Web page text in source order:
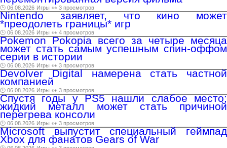
🕑 06.08.2026 Игры 👀 3 просмотров
Nintendo заявляет, что кино может
*преодолеть границы* игр
🕑 06.08.2026 Игры 👀 4 просмотров
Pokemon Pokopia всего за четыре месяца
может стать самым успешным спин-оффом
серии в истории
🕑 06.08.2026 Игры 👀 3 просмотров
Devolver Digital намерена стать частной
компанией
🕑 06.08.2026 Игры 👀 3 просмотров
Спустя годы у PS5 нашли слабое место:
жидкий металл может стать причиной
перегрева консоли
🕑 06.08.2026 Игры 👀 3 просмотров
Microsoft выпустит специальный геймпад
Xbox для фанатов Gears of War